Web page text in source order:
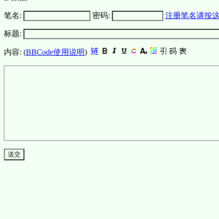
笔名: 密码: 注册笔名请按
标题:
内容: (BBCode使用说明)